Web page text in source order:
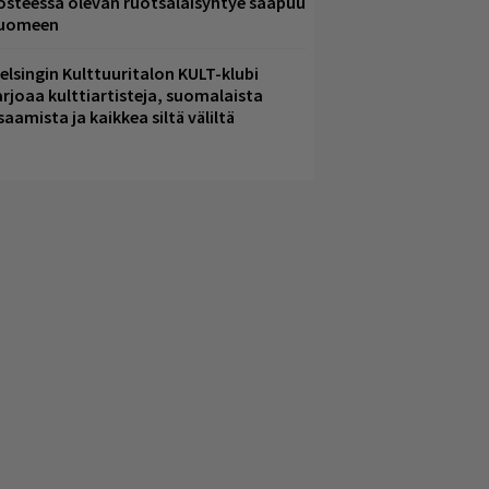
Kulttuuritalon KULT-klubi
kulttiartisteja, suomalaista
ja kaikkea siltä väliltä